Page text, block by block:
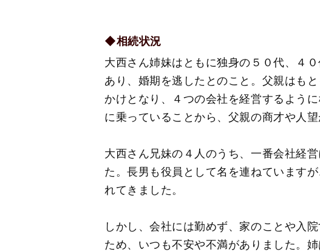
◆相続状況
大西さん姉妹はともに独身の５０代、４
あり、婚期を逃したとのこと。父親はも
かけとなり、４つの会社を経営するよう
に乗っていることから、父親の商才や人
大西さん兄妹の４人のうち、一番会社経
た。長男も役員として名を連ねています
れてきました。
しかし、会社には勤めず、家のことや入
ため、いつも不安や不満がありました。